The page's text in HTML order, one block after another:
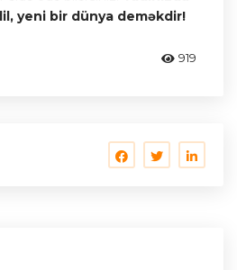
yeni bir dünya deməkdir!
919